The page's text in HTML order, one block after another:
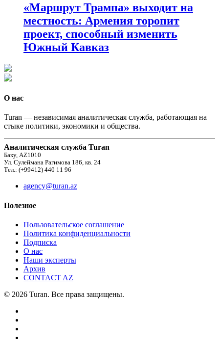
«Маршрут Трампа» выходит на
местность: Армения торопит
проект, способный изменить
Южный Кавказ
О нас
Turan — независимая аналитическая служба, работающая на
стыке политики, экономики и общества.
Аналитическая служба Turan
Баку, AZ1010
Ул. Сулеймана Рагимова 186, кв. 24
Тел.: (+99412) 440 11 96
agency@turan.az
Полезное
Пользовательское соглашение
Политика конфиденциальности
Подписка
О нас
Наши эксперты
Архив
CONTACT AZ
© 2026 Turan. Все права защищены.